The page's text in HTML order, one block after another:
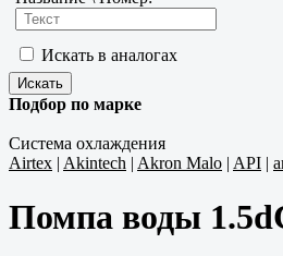
Искать в аналогах
Подбор по марке
Система охлаждения
Airtex | Akintech | Akron Malo | API |
Помпа воды